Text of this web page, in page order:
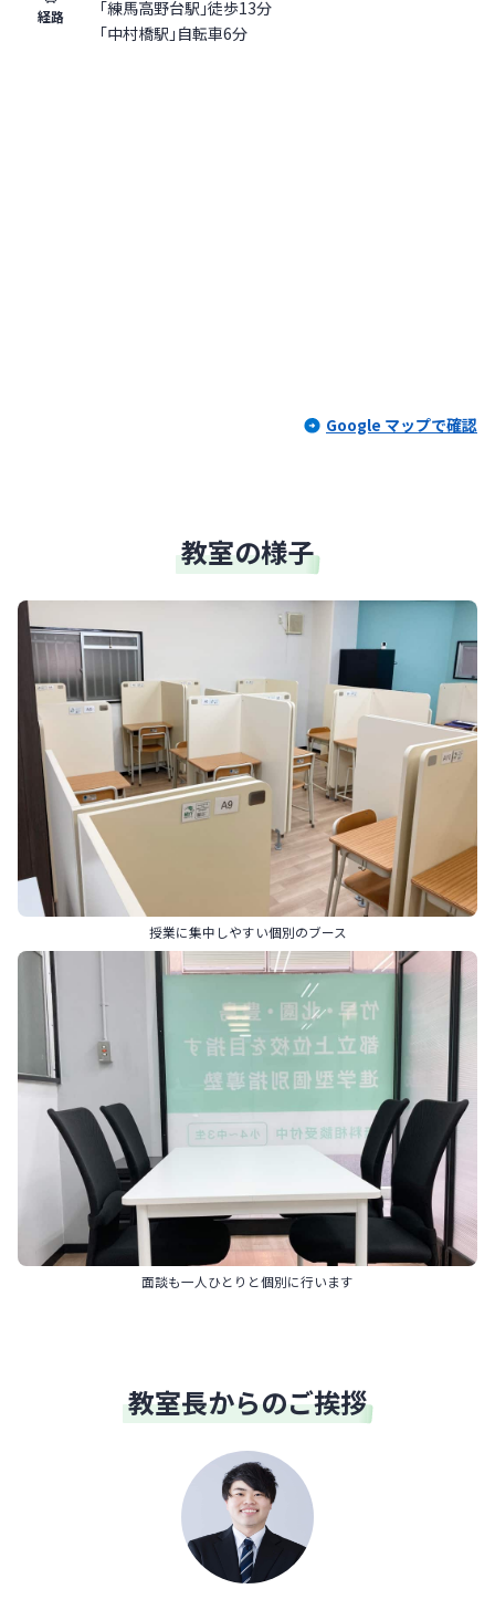
経路
「練馬高野台駅」徒歩13分
「中村橋駅」自転車6分
Google マップで確認
教室の様子
授業に集中しやすい個別のブース
面談も一人ひとりと個別に行います
教室長からのご挨拶